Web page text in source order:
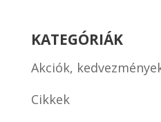
KATEGÓRIÁK
Akciók,
Cikkek